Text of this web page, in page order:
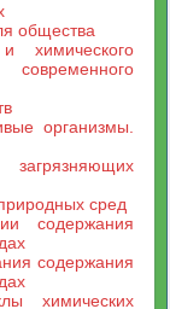
общества
химического
организмы.
сред
содержания
содержания
химических